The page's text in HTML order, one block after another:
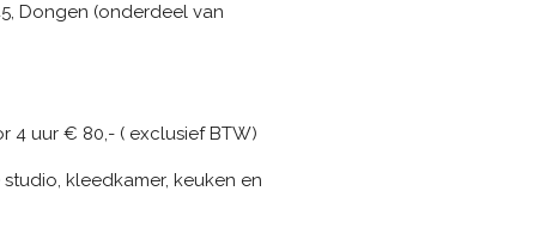
Dongen (onderdeel van
4 uur € 80,- ( exclusief BTW)
kleedkamer, keuken en